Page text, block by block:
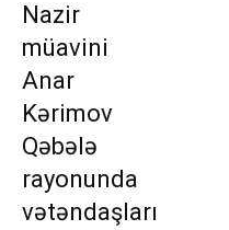
Nazir
müavini
Anar
Kərimov
Qəbələ
rayonunda
vətəndaşları